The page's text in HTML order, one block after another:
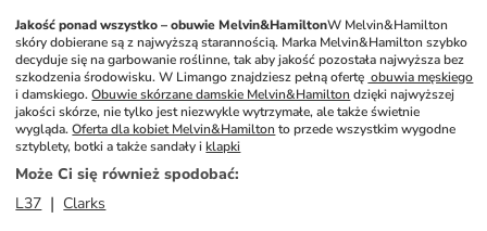
Jakość ponad wszystko – obuwie Melvin&HamiltonW Melvin&Hamilton
skóry dobierane są z najwyższą starannością. Marka Melvin&Hamilton szybko
decyduje się na garbowanie roślinne, tak aby jakość pozostała najwyższa bez
szkodzenia środowisku. W Limango znajdziesz pełną ofertę obuwia męskiego
i damskiego. Obuwie skórzane damskie Melvin&Hamilton dzięki najwyższej
jakości skórze, nie tylko jest niezwykle wytrzymałe, ale także świetnie
wygląda. Oferta dla kobiet Melvin&Hamilton to przede wszystkim wygodne
sztyblety, botki a także sandały i klapki
Może Ci się również spodobać:
L37
Clarks